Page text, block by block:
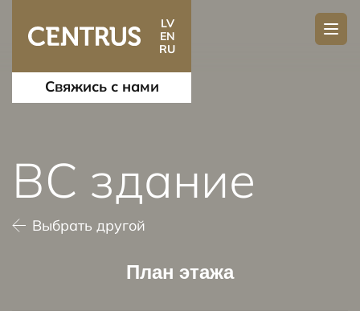
LV
EN
RU
Свяжись с нами
BC здание
Выбрать другой
План этажа